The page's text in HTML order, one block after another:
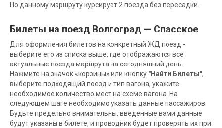
По данному маршруту курсирует 2 поезда без пересадки.
Билеты на поезд Волгоград — Спасское
Для оформления билетов на конкретный ЖД поезд -
выберите его из списка выше, где отображаются все
актуальные поезда маршрута на сегодняшний день.
Нажмите на значок «корзины» или кнопку "Найти Билеты",
выберите подходящий поезд и тип вагона, укажите
необходимое количество мест на схеме вагона. На
следующем шаге необходимо указать данные пассажиров.
Будьте предельно внимательны, введенные вами данные
будут указаны в билете, и проводник будет проверять их при